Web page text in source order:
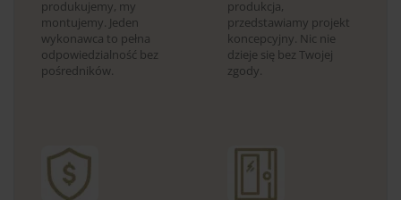
produkujemy, my
montujemy. Jeden
wykonawca to pełna
odpowiedzialność bez
pośredników.
produkcja,
przedstawiamy projekt
koncepcyjny. Nic nie
dzieje się bez Twojej
zgody.